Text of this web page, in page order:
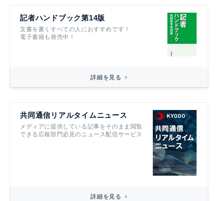
記者ハンドブック第14版
文書を書くすべての人におすすめです！
電子書籍も発売中！
詳細を見る
共同通信リアルタイムニュース
メディアに提供している記事をそのまま閲覧
できる広報部門必見のニュース配信サービス
詳細を見る